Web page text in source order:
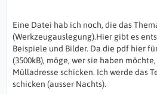
Eine Datei hab ich noch, die das
(Werkzeugauslegung).Hier gibt es
Beispiele und Bilder. Da die pdf hier
(3500kB), möge, wer sie haben
Mülladresse schicken. Ich werde das
schicken (ausser Nachts).